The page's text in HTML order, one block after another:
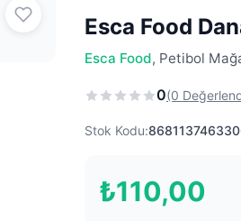
Esca Food
Esca Food, Petibol
0(0
Stok Kodu:
₺110,00